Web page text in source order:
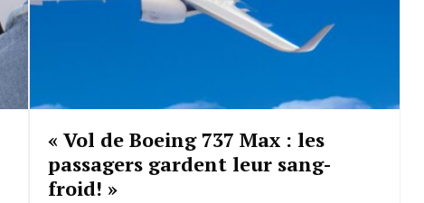
« Vol de Boeing 737 Max : les
passagers gardent leur sang-
froid! »